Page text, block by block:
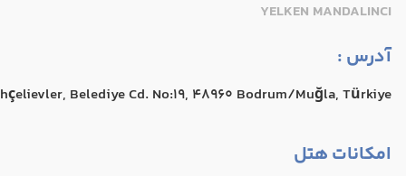
YELKEN MANDALINCI
آدرس :
Belediye Cd. No:19, 48960 Bodrum/Muğla, Türkiye
امکانات هتل